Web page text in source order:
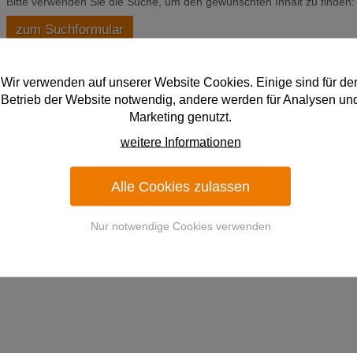
zum Suchformular
Wir verwenden auf unserer Website Cookies. Einige sind für
Betrieb der Website notwendig, andere werden für Analysen
Marketing genutzt.
weitere Informationen
Alle Cookies zulassen
Nur notwendige Cookies verwenden